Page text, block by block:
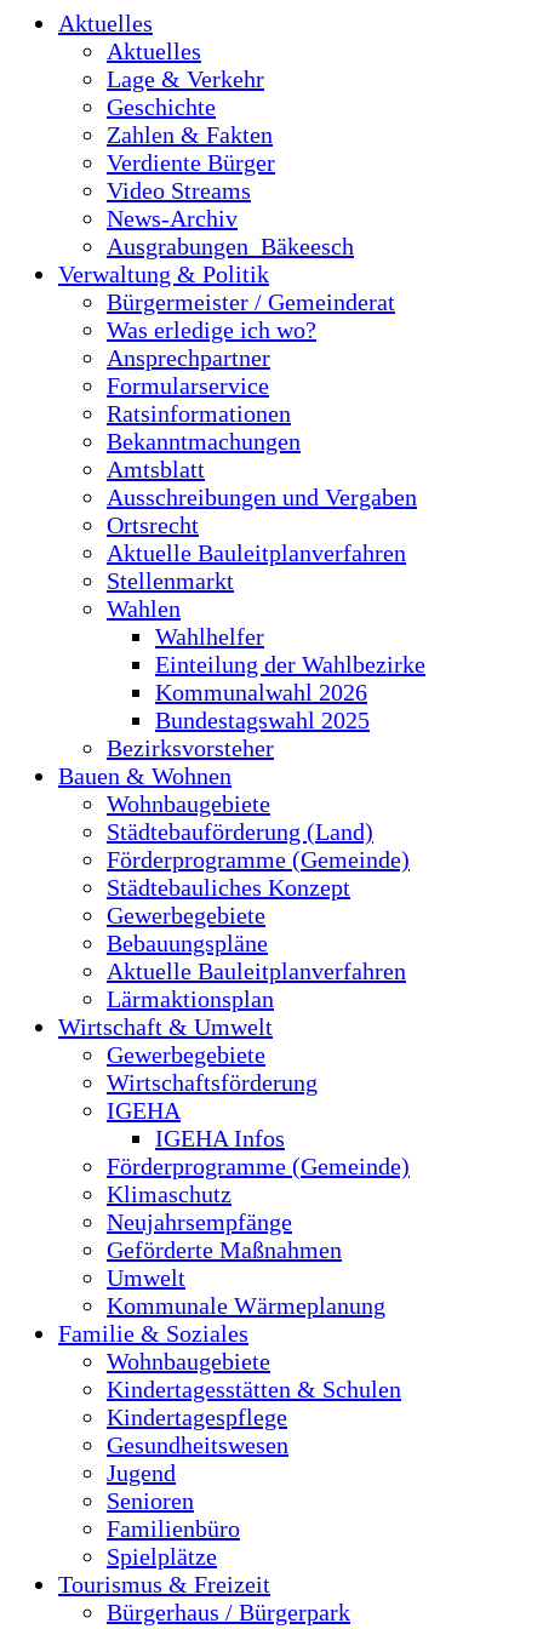
Aktuelles
Aktuelles
Lage & Verkehr
Geschichte
Zahlen & Fakten
Verdiente Bürger
Video Streams
News-Archiv
Ausgrabungen_Bäkeesch
Verwaltung & Politik
Bürgermeister / Gemeinderat
Was erledige ich wo?
Ansprechpartner
Formularservice
Ratsinformationen
Bekanntmachungen
Amtsblatt
Ausschreibungen und Vergaben
Ortsrecht
Aktuelle Bauleitplanverfahren
Stellenmarkt
Wahlen
Wahlhelfer
Einteilung der Wahlbezirke
Kommunalwahl 2026
Bundestagswahl 2025
Bezirksvorsteher
Bauen & Wohnen
Wohnbaugebiete
Städtebauförderung (Land)
Förderprogramme (Gemeinde)
Städtebauliches Konzept
Gewerbegebiete
Bebauungspläne
Aktuelle Bauleitplanverfahren
Lärmaktionsplan
Wirtschaft & Umwelt
Gewerbegebiete
Wirtschaftsförderung
IGEHA
IGEHA Infos
Förderprogramme (Gemeinde)
Klimaschutz
Neujahrsempfänge
Geförderte Maßnahmen
Umwelt
Kommunale Wärmeplanung
Familie & Soziales
Wohnbaugebiete
Kindertagesstätten & Schulen
Kindertagespflege
Gesundheitswesen
Jugend
Senioren
Familienbüro
Spielplätze
Tourismus & Freizeit
Bürgerhaus / Bürgerpark